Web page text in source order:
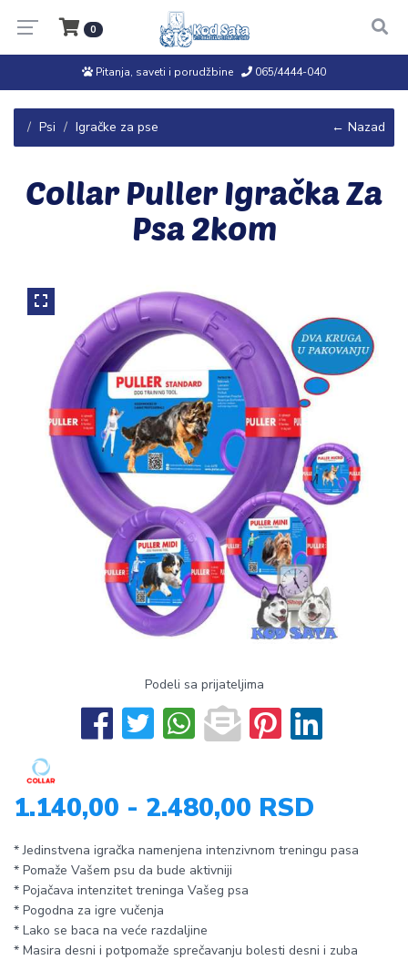
0
Pitanja, saveti i porudžbine 065/4444-040
Psi Igračke za pse ← Nazad
Collar Puller Igračka Za
Psa 2kom
Podeli sa prijateljima
1.140,00 - 2.480,00 RSD
* Jedinstvena igračka namenjena intenzivnom treningu pasa
* Pomaže Vašem psu da bude aktivniji
* Pojačava intenzitet treninga Vašeg psa
* Pogodna za igre vučenja
* Lako se baca na veće razdaljine
* Masira desni i potpomaže sprečavanju bolesti desni i zuba